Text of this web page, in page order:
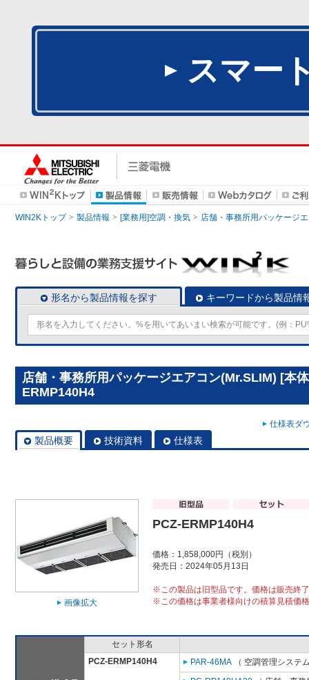
スマー
WIN2Kトップ 製品情報 [業務用]空調・換気 店舗・事務所用パッケージ
形名から製品情報を探す キーワードから製品情
店舗・事務所用パッケージエアコン(Mr.SLIM) [本
ERMP140H4
仕様表ダ
製品概要 技術資料 仕様表
画像拡大
PCZ-ERMP140H4
価格：1,858,000円（税別）
発売日：2024年05月13日
※この製品は旧型品です。価格は販売終
※この価格は事業者様向けの積算見積価
セット形名
PCZ-ERMP140H4
PAR-46MA （ 空調管理システ